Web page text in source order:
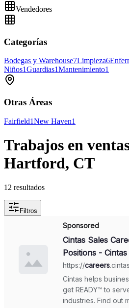
Vendedores
Categorías
Bodegas y Warehouse7Limpieza6
Niños1Guardias1Mantenimiento1
Otras Áreas
Fairfield1New Haven1
Trabajos en
Hartford, CT
12 resultados
Filtros